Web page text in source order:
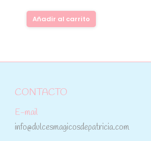
Añadir al carrito
CONTACTO
E-mail
info@dulcesmagicosdepatricia.com